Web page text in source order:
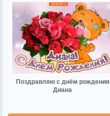
Поздравляю с днём рождения
Диана